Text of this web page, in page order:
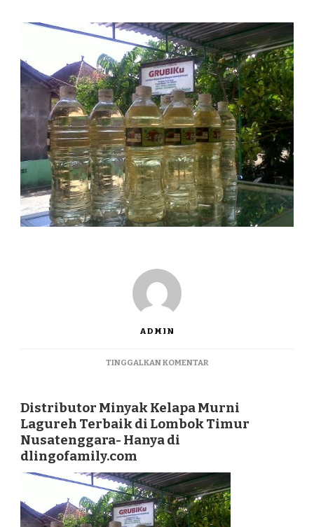
ADMIN
TINGGALKAN KOMENTARPADA
KELAPA
MURNI
LAGUREH
NUSATENGGARA
Distributor Minyak Kelapa Murni
Lagureh Terbaik di Lombok Timur
Nusatenggara- Hanya di
dlingofamily.com